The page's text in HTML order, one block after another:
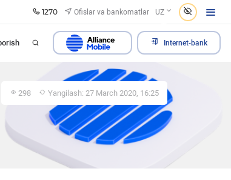
1270 Ofislar va bankomatlar UZ
Internet-bank
298 Yangilash: 27 March 2020, 16:25